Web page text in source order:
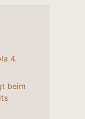
4.
beim